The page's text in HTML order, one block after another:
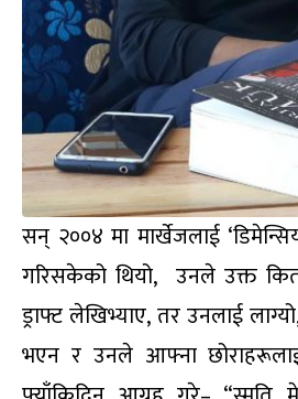
सन् २००४ मा मार्खेजलाई
गरिसकेको थियो, उनले उक्त
ड्राफ्ट लेखिभ्याए, तर उनलाई
भएन र उनले आफ्ना